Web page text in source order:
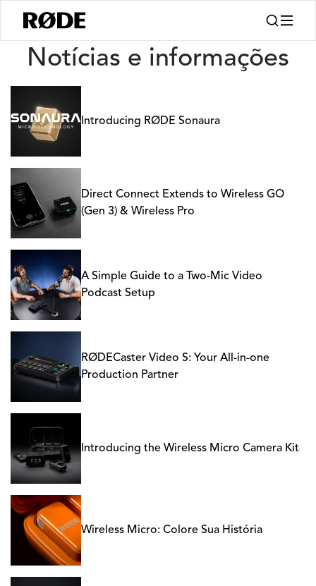
Notícias
Notícias e informações
Introducing RØDE Sonaura
Direct Connect Extends to Wireless GO
(Gen 3) & Wireless Pro
A Simple Guide to a Two-Mic Video
Podcast Setup
RØDECaster Video S: Your All-in-one
Production Partner
Introducing the Wireless Micro Camera Kit
Wireless Micro: Colore Sua História